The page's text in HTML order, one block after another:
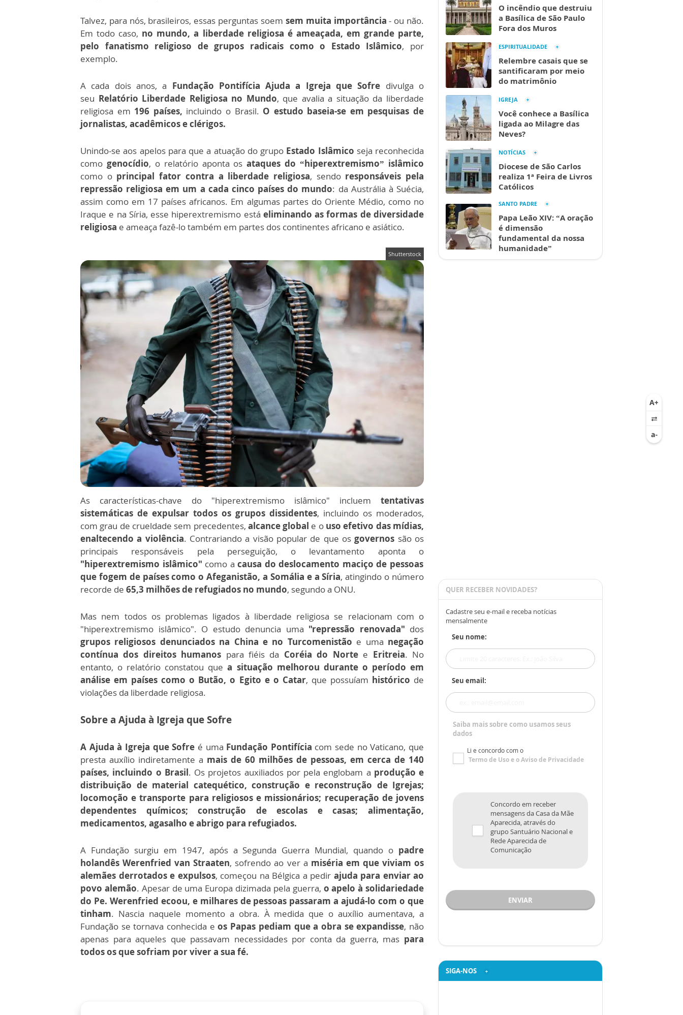
Talvez, para nós, brasileiros, essas perguntas soem sem muita importância - ou não.
Em todo caso, no mundo, a liberdade religiosa é ameaçada, em grande parte,
pelo fanatismo religioso de grupos radicais como o Estado Islâmico, por
exemplo.
A cada dois anos, a Fundação Pontifícia Ajuda a Igreja que Sofre divulga o
seu Relatório Liberdade Religiosa no Mundo, que avalia a situação da liberdade
religiosa em 196 países, incluindo o Brasil. O estudo baseia-se em pesquisas de
jornalistas, acadêmicos e clérigos.
Unindo-se aos apelos para que a atuação do grupo Estado Islâmico seja reconhecida
como genocídio, o relatório aponta osataques do “hiperextremismo” islâmico
como o principal fator contra a liberdade religiosa, sendoresponsáveis pela
repressão religiosa em um a cada cinco países do mundo: da Austrália à Suécia,
assim como em 17 países africanos. Em algumas partes do Oriente Médio, como no
Iraque e na Síria, esse hiperextremismo está eliminando as formas de diversidade
religiosa e ameaça fazê-lo também em partes dos continentes africano e asiático.
Shutterstock
As características-chave do "hiperextremismo islâmico" incluem tentativas
sistemáticas de expulsar todos os grupos dissidentes, incluindo os moderados,
com grau de crueldade sem precedentes, alcance global e o uso efetivo das mídias,
enaltecendo a violência. Contrariando a visão popular de que osgovernos são os
principais responsáveis pela perseguição, o levantamento aponta o
"hiperextremismo islâmico" como a causa do deslocamento maciço de pessoas
que fogem de países como o Afeganistão, a Somália e a Síria, atingindo o número
recorde de 65,3 milhões de refugiados no mundo, segundo a ONU.
Mas nem todos os problemas ligados à liberdade religiosa se relacionam com o
"hiperextremismo islâmico". O estudo denuncia uma "repressão renovada" dos
grupos religiosos denunciados na China e no Turcomenistão e uma negação
contínua dos direitos humanos para fiéis da Coréia do Norte e Eritreia. No
entanto, o relatório constatou quea situação melhorou durante o período em
análise em países como o Butão, o Egito e o Catar, que possuíam histórico de
violações da liberdade religiosa.
Sobre a Ajuda à Igreja que Sofre
A Ajuda à Igreja que Sofre é uma Fundação Pontifícia com sede no Vaticano, que
presta auxílio indiretamente a mais de 60 milhões de pessoas, em cerca de 140
países, incluindo o Brasil. Os projetos auxiliados por pela englobam a produção e
distribuição de material catequético, construção e reconstrução de Igrejas;
locomoção e transporte para religiosos e missionários; recuperação de jovens
dependentes químicos; construção de escolas e casas; alimentação,
medicamentos, agasalho e abrigo para refugiados.
A Fundação surgiu em 1947, após a Segunda Guerra Mundial, quando o padre
holandês Werenfried van Straaten, sofrendo ao ver a miséria em que viviam os
alemães derrotados e expulsos, começou na Bélgica a pedir ajuda para enviar ao
povo alemão. Apesar de uma Europa dizimada pela guerra, o apelo à solidariedade
do Pe. Werenfried ecoou, e milhares de pessoas passaram a ajudá-lo com o que
tinham. Nascia naquele momento a obra. À medida que o auxílio aumentava, a
Fundação se tornava conhecida eos Papas pediam que a obra se expandisse, não
apenas para aqueles que passavam necessidades por conta da guerra, mas para
todos os que sofriam por viver a sua fé.
O incêndio que destruiu
a Basílica de São Paulo
Fora dos Muros
ESPIRITUALIDADE
Relembre casais que se
santificaram por meio
do matrimônio
IGREJA
Você conhece a Basílica
ligada ao Milagre das
Neves?
NOTÍCIAS
Diocese de São Carlos
realiza 1ª Feira de Livros
Católicos
SANTO PADRE
Papa Leão XIV: “A oração
é dimensão
fundamental da nossa
humanidade”
QUER RECEBER NOVIDADES?
Cadastre seu e-mail e receba notícias
mensalmente
Seu nome:
Seu email:
Saiba mais sobre como usamos seus
dados
Li e concordo com o
Termo de Usoe oAviso de Privacidade
Concordo em receber
mensagens da Casa da Mãe
Aparecida, através do
grupo Santuário Nacional e
Rede Aparecida de
Comunicação
ENVIAR
SIGA-NOS